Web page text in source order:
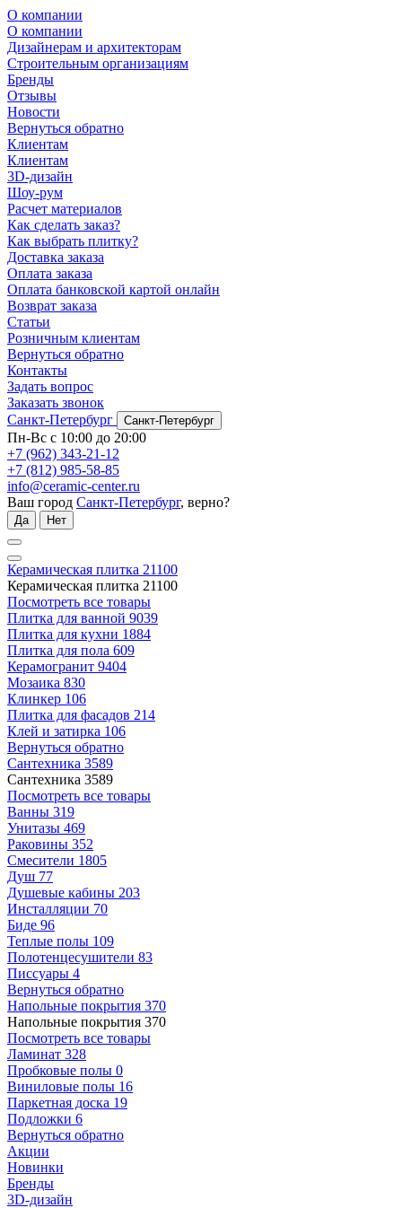
О компании
О компании
Дизайнерам и архитекторам
Строительным организациям
Бренды
Отзывы
Новости
Вернуться обратно
Клиентам
Клиентам
3D-дизайн
Шоу-рум
Расчет материалов
Как сделать заказ?
Как выбрать плитку?
Доставка заказа
Оплата заказа
Оплата банковской картой онлайн
Возврат заказа
Статьи
Розничным клиентам
Вернуться обратно
Контакты
Задать вопрос
Заказать звонок
Санкт-Петербург
Санкт-Петербург
Пн-Вс с 10:00 до 20:00
+7 (962) 343-21-12
+7 (812) 985-58-85
info@ceramic-center.ru
Ваш город Санкт-Петербург, верно?
Да Нет
Керамическая плитка 21100
Керамическая плитка 21100
Посмотреть все товары
Плитка для ванной 9039
Плитка для кухни 1884
Плитка для пола 609
Керамогранит 9404
Мозаика 830
Клинкер 106
Плитка для фасадов 214
Клей и затирка 106
Вернуться обратно
Сантехника 3589
Сантехника 3589
Посмотреть все товары
Ванны 319
Унитазы 469
Раковины 352
Смесители 1805
Душ 77
Душевые кабины 203
Инсталляции 70
Биде 96
Теплые полы 109
Полотенцесушители 83
Писсуары 4
Вернуться обратно
Напольные покрытия 370
Напольные покрытия 370
Посмотреть все товары
Ламинат 328
Пробковые полы 0
Виниловые полы 16
Паркетная доска 19
Подложки 6
Вернуться обратно
Акции
Новинки
Бренды
3D-дизайн